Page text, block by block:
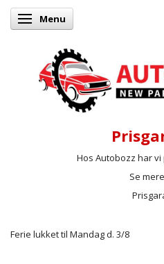
Skifte navigation
Menu
Hos Autobozz har vi
Se
Ferie lukket til Mandag d. 3/8